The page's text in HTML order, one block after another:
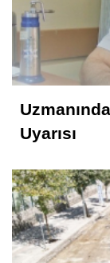
Uyarısı